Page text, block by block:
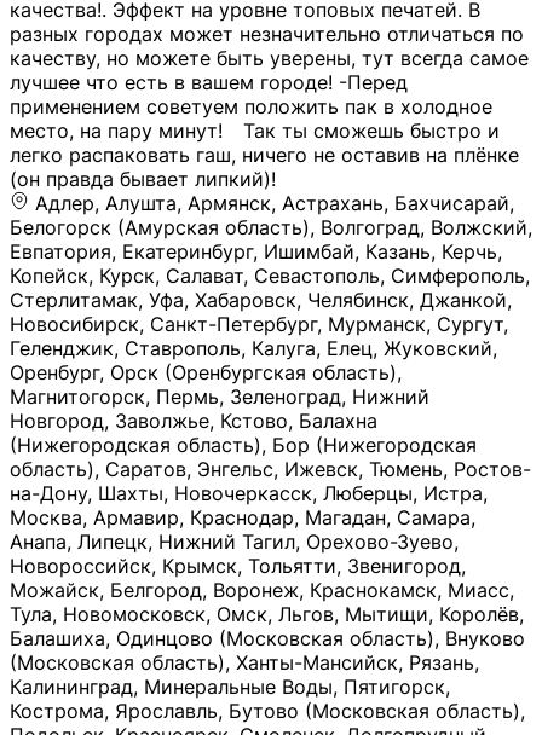
качества!. Эффект на уровне топовых печатей. В
разных городах может незначительно отличаться по
качеству, но можете быть уверены, тут всегда самое
лучшее что есть в вашем городе! -Перед
применением советуем положить пак в холодное
место, на пару минут!⠀ Так ты сможешь быстро и
легко распаковать гаш, ничего не оставив на плёнке
(он правда бывает липкий)!
Адлер, Алушта, Армянск, Астрахань, Бахчисарай,
Белогорск (Амурская область), Волгоград, Волжский,
Евпатория, Екатеринбург, Ишимбай, Казань, Керчь,
Копейск, Курск, Салават, Севастополь, Симферополь,
Стерлитамак, Уфа, Хабаровск, Челябинск, Джанкой,
Новосибирск, Санкт-Петербург, Мурманск, Сургут,
Геленджик, Ставрополь, Калуга, Елец, Жуковский,
Оренбург, Орск (Оренбургская область),
Магнитогорск, Пермь, Зеленоград, Нижний
Новгород, Заволжье, Кстово, Балахна
(Нижегородская область), Бор (Нижегородская
область), Саратов, Энгельс, Ижевск, Тюмень, Ростов-
на-Дону, Шахты, Новочеркасск, Люберцы, Истра,
Москва, Армавир, Краснодар, Магадан, Самара,
Анапа, Липецк, Нижний Тагил, Орехово-Зуево,
Новороссийск, Крымск, Тольятти, Звенигород,
Можайск, Белгород, Воронеж, Краснокамск, Миасс,
Тула, Новомосковск, Омск, Льгов, Мытищи, Королёв,
Балашиха, Одинцово (Московская область), Внуково
(Московская область), Ханты-Мансийск, Рязань,
Калининград, Минеральные Воды, Пятигорск,
Кострома, Ярославль, Бутово (Московская область),